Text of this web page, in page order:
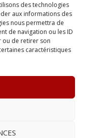
des technologies
aux informations des
nous permettra de
de navigation ou les ID
ou de retirer son
caractéristiques
Franche Cité Dillon
–